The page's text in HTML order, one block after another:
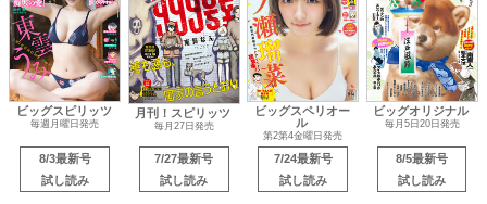
ビッグスピリッツ
毎週月曜日発売
8/3最新号
試し読み
月刊！スピリッツ
毎月27日発売
7/27最新号
試し読み
ビッグスペリオー
ル
第2第4金曜日発売
7/24最新号
試し読み
ビッグオリジナル
毎月5日20日発売
8/5最新号
試し読み